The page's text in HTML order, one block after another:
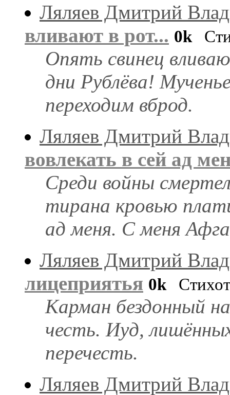
Ляляев Дмитрий
вливают в рот... 0k
Опять свинец
дни Рублёва!
переходим вброд.
Ляляев Дмитрий
вовлекать в сей ад
Среди войны
тирана кровью
ад меня. С меня
Ляляев Дмитрий
лицеприятья 0k
Карман бездонный
честь. Иуд,
перечесть.
Ляляев Дмитрий